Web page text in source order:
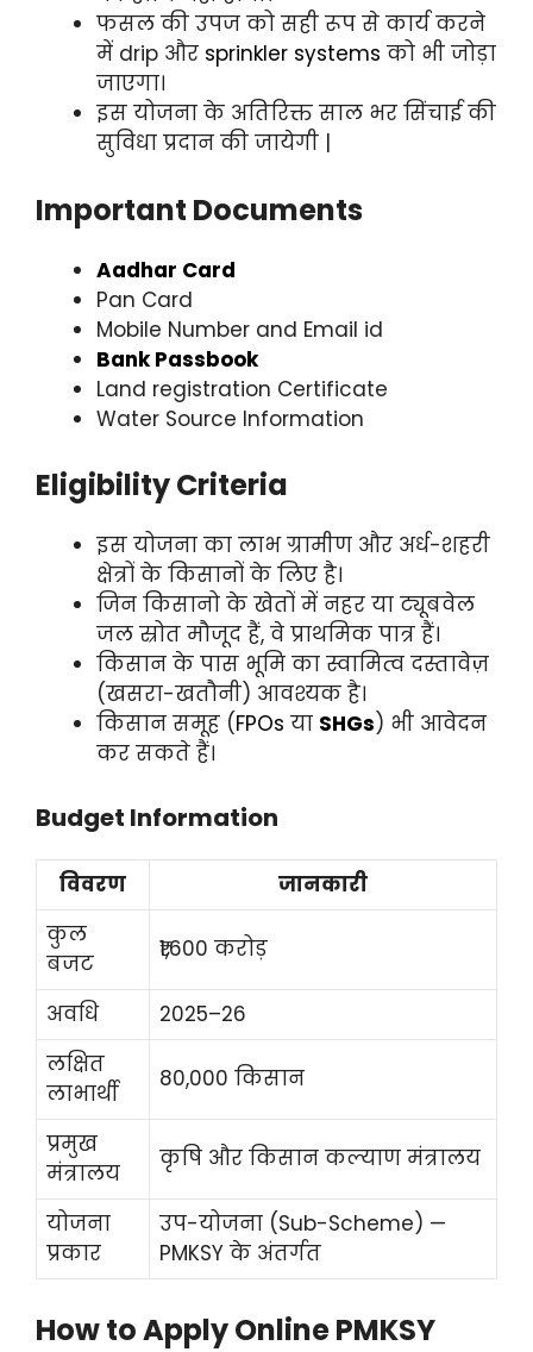
फसल की उपज को सही रूप से कार्य करने
में drip और sprinkler systems को भी जोड़ा
जाएगा।
इस योजना के अतिरिक्त साल भर सिंचाई की
सुविधा प्रदान की जायेगी |
Important Documents
Aadhar Card
Pan Card
Mobile Number and Email id
Bank Passbook
Land registration Certificate
Water Source Information
Eligibility Criteria
इस योजना का लाभ ग्रामीण और अर्ध-शहरी
क्षेत्रों के किसानों के लिए है।
जिन किसानो के खेतों में नहर या ट्यूबवेल
जल स्रोत मौजूद हैं, वे प्राथमिक पात्र हैं।
किसान के पास भूमि का स्वामित्व दस्तावेज़
(खसरा-खतौनी) आवश्यक है।
किसान समूह (FPOs या SHGs) भी आवेदन
कर सकते हैं।
Budget Information
विवरण
जानकारी
कुल
बजट
₹1,600 करोड़
अवधि
2025–26
लक्षित
लाभार्थी
80,000 किसान
प्रमुख
मंत्रालय
कृषि और किसान कल्याण मंत्रालय
योजना
प्रकार
उप-योजना (Sub-Scheme) —
PMKSY के अंतर्गत
How to Apply Online PMKSY